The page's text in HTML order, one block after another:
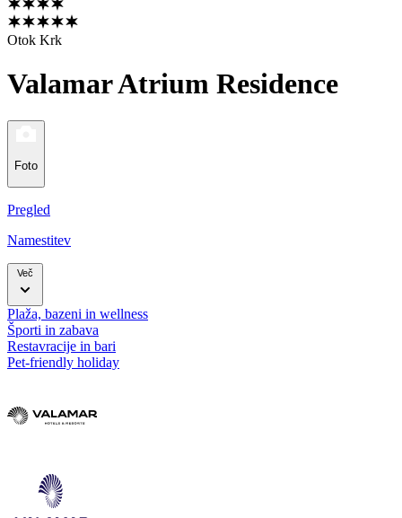
Otok Krk
Valamar Atrium Residence
Foto
Pregled
Namestitev
Več
Plaža, bazeni in wellness
Športi in zabava
Restavracije in bari
Pet-friendly holiday